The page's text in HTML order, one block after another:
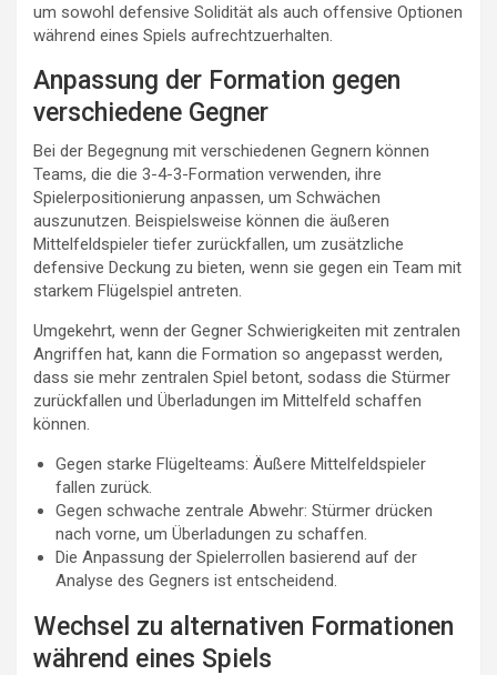
um sowohl defensive Solidität als auch offensive Optionen
während eines Spiels aufrechtzuerhalten.
Anpassung der Formation gegen
verschiedene Gegner
Bei der Begegnung mit verschiedenen Gegnern können
Teams, die die 3-4-3-Formation verwenden, ihre
Spielerpositionierung anpassen, um Schwächen
auszunutzen. Beispielsweise können die äußeren
Mittelfeldspieler tiefer zurückfallen, um zusätzliche
defensive Deckung zu bieten, wenn sie gegen ein Team mit
starkem Flügelspiel antreten.
Umgekehrt, wenn der Gegner Schwierigkeiten mit zentralen
Angriffen hat, kann die Formation so angepasst werden,
dass sie mehr zentralen Spiel betont, sodass die Stürmer
zurückfallen und Überladungen im Mittelfeld schaffen
können.
Gegen starke Flügelteams: Äußere Mittelfeldspieler
fallen zurück.
Gegen schwache zentrale Abwehr: Stürmer drücken
nach vorne, um Überladungen zu schaffen.
Die Anpassung der Spielerrollen basierend auf der
Analyse des Gegners ist entscheidend.
Wechsel zu alternativen Formationen
während eines Spiels